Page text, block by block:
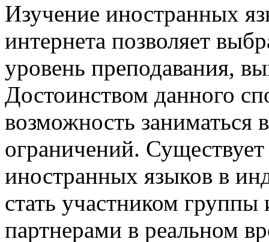
Изучение иностранных
интернета позволяет
уровень преподавания,
Достоинством данного
возможность заниматься
ограничений.
иностранных языков в
стать участником
партнерами в реальном